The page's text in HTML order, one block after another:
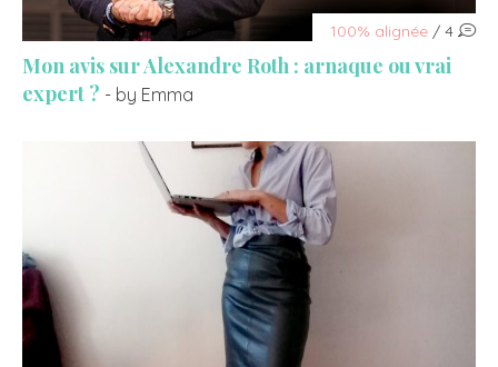
100% alignée / 4
Mon avis sur Alexandre Roth : arnaque ou vrai
expert ? - by Emma